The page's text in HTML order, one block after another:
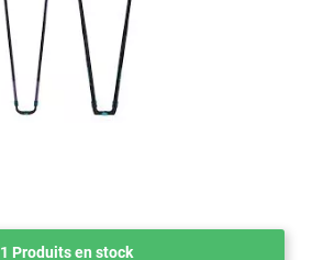
1 Produits en stock